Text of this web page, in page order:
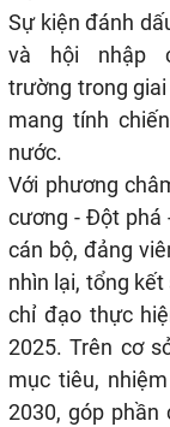
Sự kiện đánh
và hội nhập
trường trong
mang tính
nước.
Với phương
cương - Đột phá
cán bộ, đảng
nhìn lại, tổng
chỉ đạo thực
2025. Trên cơ
mục tiêu,
2030, góp